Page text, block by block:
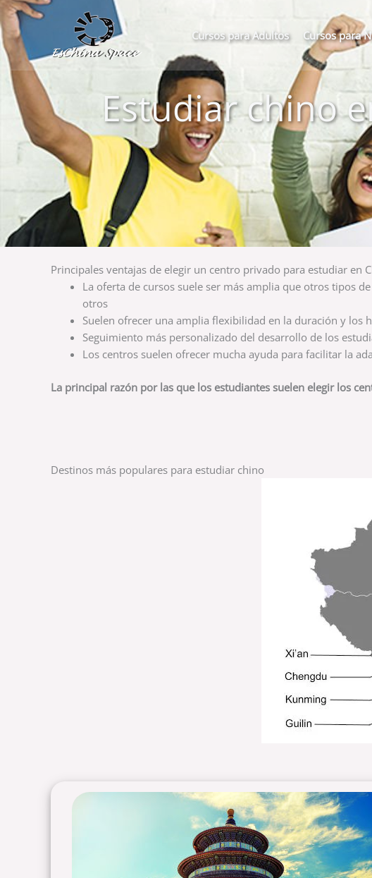
Ir
al
contenido
Cursos para Adultos Cursos para
Estudiar chino
Principales ventajas de elegir un centro privado para estudiar en
La oferta de cursos suele ser más amplia que otros tipos
otros
Suelen ofrecer una amplia flexibilidad en la duración y los
Seguimiento más personalizado del desarrollo de los
Los centros suelen ofrecer mucha ayuda para facilitar la
La principal razón por las que los estudiantes suelen elegir los
Destinos más populares para estudiar chino